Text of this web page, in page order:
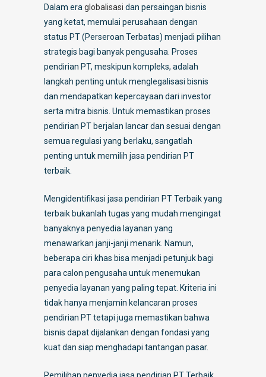
Dalam era globalisasi dan persaingan bisnis
yang ketat, memulai perusahaan dengan
status PT (Perseroan Terbatas) menjadi pilihan
strategis bagi banyak pengusaha. Proses
pendirian PT, meskipun kompleks, adalah
langkah penting untuk menglegalisasi bisnis
dan mendapatkan kepercayaan dari investor
serta mitra bisnis. Untuk memastikan proses
pendirian PT berjalan lancar dan sesuai dengan
semua regulasi yang berlaku, sangatlah
penting untuk memilih jasa pendirian PT
terbaik.
Mengidentifikasi jasa pendirian PT Terbaik yang
terbaik bukanlah tugas yang mudah mengingat
banyaknya penyedia layanan yang
menawarkan janji-janji menarik. Namun,
beberapa ciri khas bisa menjadi petunjuk bagi
para calon pengusaha untuk menemukan
penyedia layanan yang paling tepat. Kriteria ini
tidak hanya menjamin kelancaran proses
pendirian PT tetapi juga memastikan bahwa
bisnis dapat dijalankan dengan fondasi yang
kuat dan siap menghadapi tantangan pasar.